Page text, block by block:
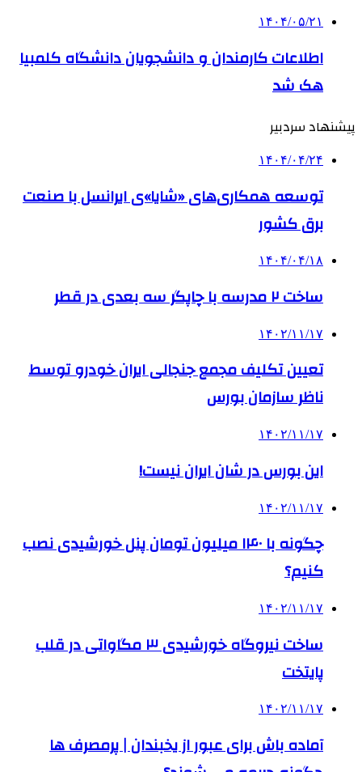
۱۴۰۴/۰۵/۲۱
اطلاعات کارمندان و دانشجویان دانشگاه کلمبیا
هک شد
پیشنهاد سردبیر
۱۴۰۴/۰۴/۲۴
توسعه همکاری‌های «شایا»ی ایرانسل با صنعت
برق کشور
۱۴۰۴/۰۴/۱۸
ساخت ۲ مدرسه با چاپگر سه بعدی در قطر
۱۴۰۲/۱۱/۱۷
تعیین تکلیف مجمع جنجالی ایران خودرو توسط
ناظر سازمان بورس
۱۴۰۲/۱۱/۱۷
این بورس در شان ایران نیست!
۱۴۰۲/۱۱/۱۷
چگونه با ۱۴۰ میلیون تومان پنل خورشیدی نصب
کنیم؟
۱۴۰۲/۱۱/۱۷
ساخت نیروگاه خورشیدی ۳ مگاواتی در قلب
پایتخت
۱۴۰۲/۱۱/۱۷
آماده باش برای عبور از یخبندان | پرمصرف ها